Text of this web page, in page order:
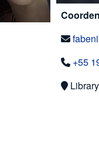
+55
Library